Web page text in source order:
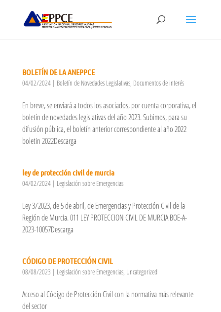
BOLETÍN DE LA ANEPPCE
04/02/2024| Boletín de Novedades Legislativas, Documentos de interés
En breve, se enviará a todos los asociados, por cuenta corporativa, el
boletín de novedades legislativas del año 2023. Subimos, para su
difusión pública, el boletín anterior correspondiente al año 2022
boletin 2022Descarga
ley de protección civil de murcia
04/02/2024| Legislación sobre Emergencias
Ley 3/2023, de 5 de abril, de Emergencias y Protección Civil de la
Región de Murcia. 011 LEY PROTECCION CIVIL DE MURCIA BOE-A-
2023-10057Descarga
CÓDIGO DE PROTECCIÓN CIVIL
08/08/2023 | Legislación sobre Emergencias, Uncategorized
Acceso al Código de Protección Civil con la normativa más relevante
del sector